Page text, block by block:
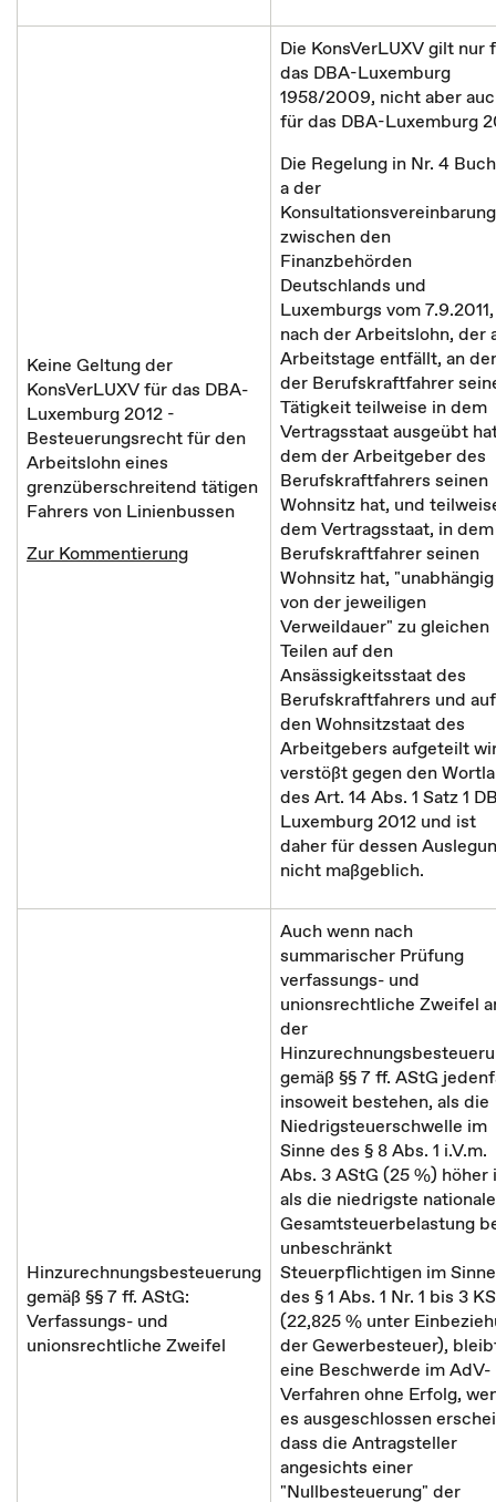
Keine Geltung der
KonsVerLUXV für das DBA-
Luxemburg 2012 -
Besteuerungsrecht für den
Arbeitslohn eines
grenzüberschreitend tätigen
Fahrers von Linienbussen
Zur Kommentierung
Die KonsVerLUXV gilt nur
das DBA-Luxemburg
1958/2009, nicht aber
für das DBA-Luxemburg
Die Regelung in Nr. 4
a der
Konsultationsvereinbarung
zwischen den
Finanzbehörden
Deutschlands und
Luxemburgs vom 7.9.2011,
nach der Arbeitslohn, der
Arbeitstage entfällt, an
der Berufskraftfahrer
Tätigkeit teilweise in dem
Vertragsstaat ausgeübt
dem der Arbeitgeber des
Berufskraftfahrers seinen
Wohnsitz hat, und
dem Vertragsstaat, in
Berufskraftfahrer seinen
Wohnsitz hat, "unabhängig
von der jeweiligen
Verweildauer" zu gleichen
Teilen auf den
Ansässigkeitsstaat des
Berufskraftfahrers und auf
den Wohnsitzstaat des
Arbeitgebers aufgeteilt
verstößt gegen den
des Art. 14 Abs. 1 Satz 1
Luxemburg 2012 und ist
daher für dessen
nicht maßgeblich.
Hinzurechnungsbesteuerung
gemäß §§ 7 ff. AStG:
Verfassungs- und
unionsrechtliche Zweifel
Auch wenn nach
summarischer Prüfung
verfassungs- und
unionsrechtliche Zweifel
der
gemäß §§ 7 ff. AStG
insoweit bestehen, als die
Niedrigsteuerschwelle im
Sinne des § 8 Abs. 1 i.V.m.
Abs. 3 AStG (25 %) höher
als die niedrigste nationale
Gesamtsteuerbelastung
unbeschränkt
Steuerpflichtigen im Sinne
des § 1 Abs. 1 Nr. 1 bis 3
(22,825 % unter
der Gewerbesteuer),
eine Beschwerde im AdV-
Verfahren ohne Erfolg,
es ausgeschlossen
dass die Antragsteller
angesichts einer
"Nullbesteuerung" der